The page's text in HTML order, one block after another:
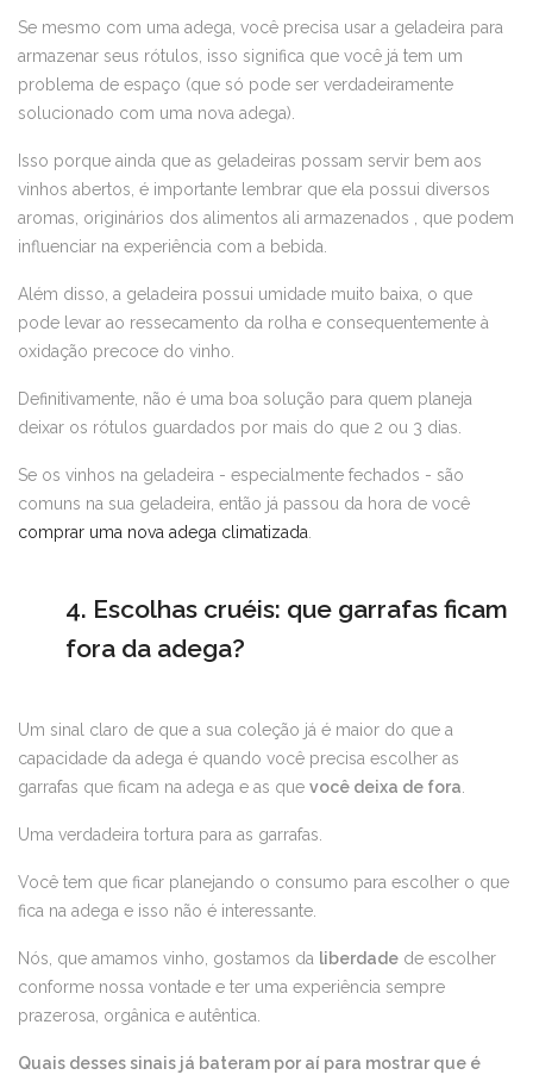
Se mesmo com uma adega, você precisa usar a geladeira para
armazenar seus rótulos, isso significa que você já tem um
problema de espaço (que só pode ser verdadeiramente
solucionado com uma nova adega).
Isso porque ainda que as geladeiras possam servir bem aos
vinhos abertos, é importante lembrar que ela possui diversos
aromas, originários dos alimentos ali armazenados , que podem
influenciar na experiência com a bebida.
Além disso, a geladeira possui umidade muito baixa, o que
pode levar ao ressecamento da rolha e consequentemente à
oxidação precoce do vinho.
Definitivamente, não é uma boa solução para quem planeja
deixar os rótulos guardados por mais do que 2 ou 3 dias.
Se os vinhos na geladeira - especialmente fechados - são
comuns na sua geladeira, então já passou da hora de você
comprar uma nova adega climatizada
4. Escolhas cruéis: que garrafas ficam
fora da adega?
Um sinal claro de que a sua coleção já é maior do que a
capacidade da adega é quando você precisa escolher as
garrafas que ficam na adega e as que você deixa de fora
Uma verdadeira tortura para as garrafas.
Você tem que ficar planejando o consumo para escolher o que
fica na adega e isso não é interessante.
Nós, que amamos vinho, gostamos da liberdade de escolher
conforme nossa vontade e ter uma experiência sempre
prazerosa, orgânica e autêntica.
Quais desses sinais já bateram por aí para mostrar que é